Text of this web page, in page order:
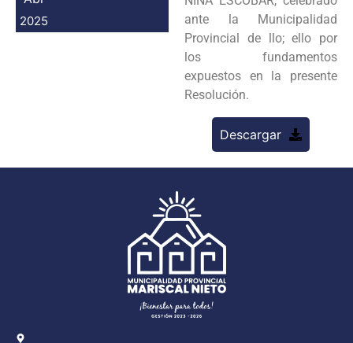
2025
ante la Municipalidad
Provincial de llo; ello por
los fundamentos
expuestos en la presente
Resolución.
Descargar